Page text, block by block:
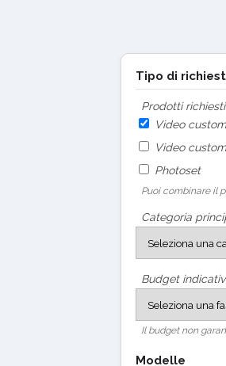
Tipo di
Prodotti richiesti
Video custom
Video
Photoset
Puoi combinare il
Categoria
Budget
Il budget non
Modelle